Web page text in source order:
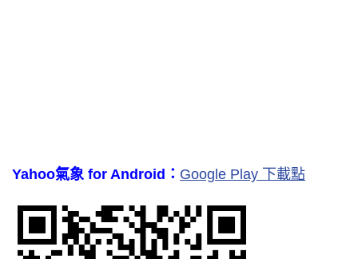
Yahoo氣象 for Android： Google Play 下載點